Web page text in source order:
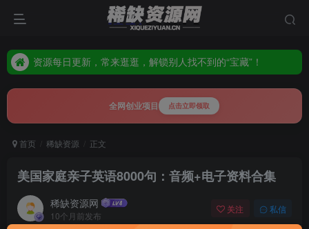
资源每日更新，常来逛逛，解锁别人找不到的“宝藏”！
资源每日更新，常来逛逛，解锁别人找不到的“宝藏”！
全站隐藏高价值资源，多逛多刷，惊喜就在下一页等你发掘！
全网创业项目 点击立即领取
首页 稀缺资源 正文
美国家庭亲子英语8000句：音频+电子资料合集
稀缺资源网
10个月前发布
关注 私信